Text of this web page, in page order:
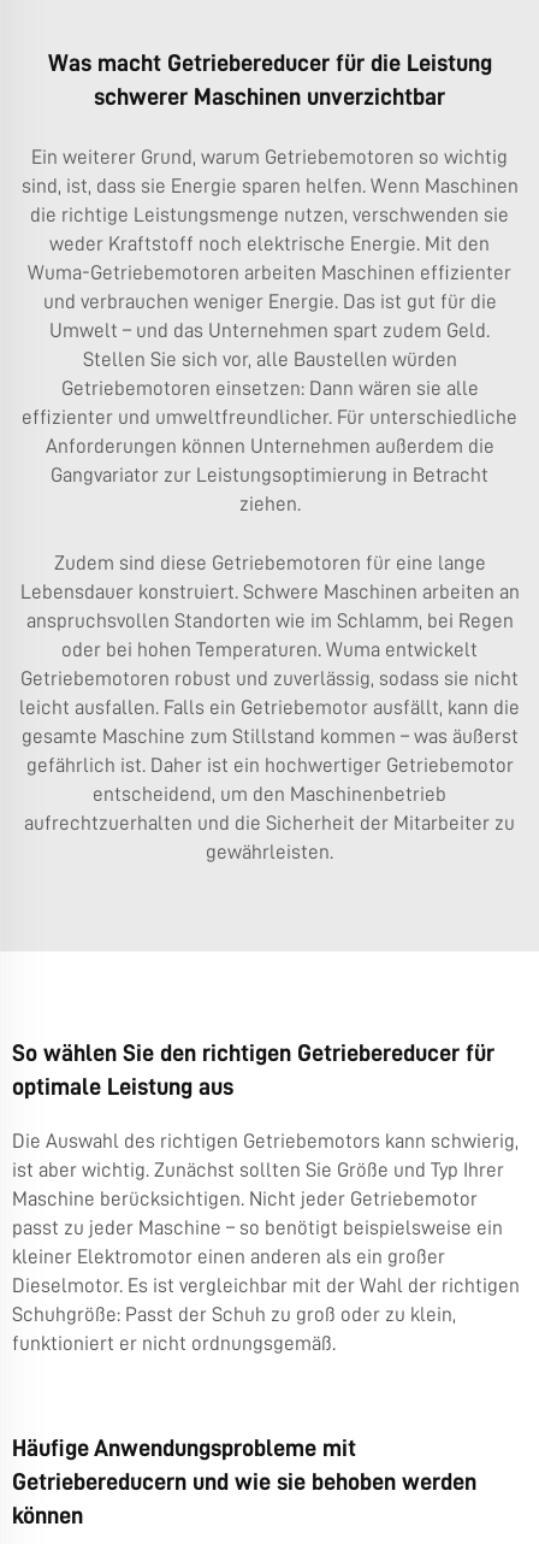
Was macht Getriebereducer für die Leistung
schwerer Maschinen unverzichtbar
Ein weiterer Grund, warum Getriebemotoren so wichtig
sind, ist, dass sie Energie sparen helfen. Wenn Maschinen
die richtige Leistungsmenge nutzen, verschwenden sie
weder Kraftstoff noch elektrische Energie. Mit den
Wuma-Getriebemotoren arbeiten Maschinen effizienter
und verbrauchen weniger Energie. Das ist gut für die
Umwelt – und das Unternehmen spart zudem Geld.
Stellen Sie sich vor, alle Baustellen würden
Getriebemotoren einsetzen: Dann wären sie alle
effizienter und umweltfreundlicher. Für unterschiedliche
Anforderungen können Unternehmen außerdem die
Gangvariator zur Leistungsoptimierung in Betracht
ziehen.
Zudem sind diese Getriebemotoren für eine lange
Lebensdauer konstruiert. Schwere Maschinen arbeiten an
anspruchsvollen Standorten wie im Schlamm, bei Regen
oder bei hohen Temperaturen. Wuma entwickelt
Getriebemotoren robust und zuverlässig, sodass sie nicht
leicht ausfallen. Falls ein Getriebemotor ausfällt, kann die
gesamte Maschine zum Stillstand kommen – was äußerst
gefährlich ist. Daher ist ein hochwertiger Getriebemotor
entscheidend, um den Maschinenbetrieb
aufrechtzuerhalten und die Sicherheit der Mitarbeiter zu
gewährleisten.
So wählen Sie den richtigen Getriebereducer für
optimale Leistung aus
Die Auswahl des richtigen Getriebemotors kann schwierig,
ist aber wichtig. Zunächst sollten Sie Größe und Typ Ihrer
Maschine berücksichtigen. Nicht jeder Getriebemotor
passt zu jeder Maschine – so benötigt beispielsweise ein
kleiner Elektromotor einen anderen als ein großer
Dieselmotor. Es ist vergleichbar mit der Wahl der richtigen
Schuhgröße: Passt der Schuh zu groß oder zu klein,
funktioniert er nicht ordnungsgemäß.
Häufige Anwendungsprobleme mit
Getriebereducern und wie sie behoben werden
können